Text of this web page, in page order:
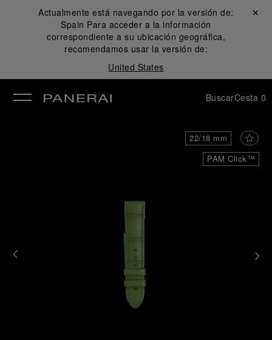
Actualmente está navegando por la versión de:
Spain Para acceder a la información
correspondiente a su ubicación geográfica,
recomendamos usar la versión de:
United States
Cerrar ✕
BuscarCesta 0
PAM Click™
22/18 mm